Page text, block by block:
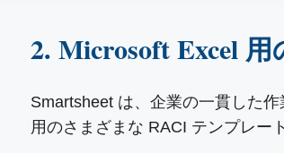
2. Microsoft Excel
Smartsheet は、企業の一貫した
用のさまざまな RACI テンプレー